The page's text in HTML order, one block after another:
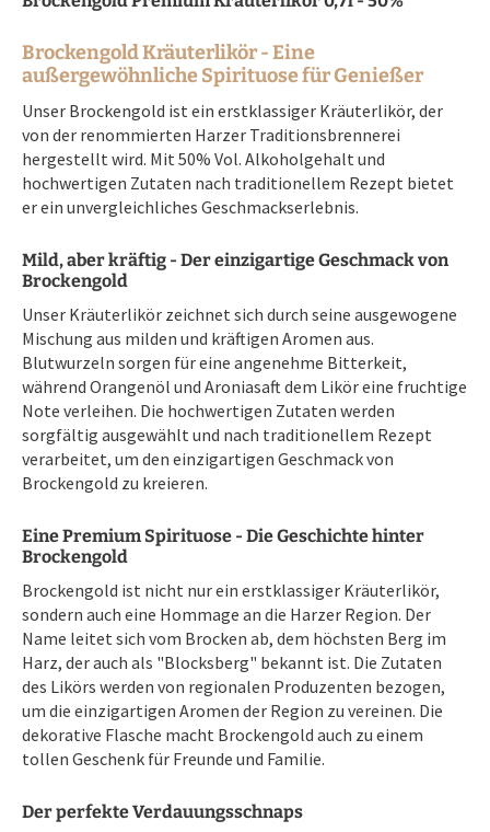
Brockengold Kräuterlikör - Eine
außergewöhnliche Spirituose für Genießer
Unser Brockengold ist ein erstklassiger Kräuterlikör, der
von der renommierten Harzer Traditionsbrennerei
hergestellt wird. Mit 50% Vol. Alkoholgehalt und
hochwertigen Zutaten nach traditionellem Rezept bietet
er ein unvergleichliches Geschmackserlebnis.
Mild, aber kräftig - Der einzigartige Geschmack von
Brockengold
Unser Kräuterlikör zeichnet sich durch seine ausgewogene
Mischung aus milden und kräftigen Aromen aus.
Blutwurzeln sorgen für eine angenehme Bitterkeit,
während Orangenöl und Aroniasaft dem Likör eine fruchtige
Note verleihen. Die hochwertigen Zutaten werden
sorgfältig ausgewählt und nach traditionellem Rezept
verarbeitet, um den einzigartigen Geschmack von
Brockengold zu kreieren.
Eine Premium Spirituose - Die Geschichte hinter
Brockengold
Brockengold ist nicht nur ein erstklassiger Kräuterlikör,
sondern auch eine Hommage an die Harzer Region. Der
Name leitet sich vom Brocken ab, dem höchsten Berg im
Harz, der auch als "Blocksberg" bekannt ist. Die Zutaten
des Likörs werden von regionalen Produzenten bezogen,
um die einzigartigen Aromen der Region zu vereinen. Die
dekorative Flasche macht Brockengold auch zu einem
tollen Geschenk für Freunde und Familie.
Der perfekte Verdauungsschnaps